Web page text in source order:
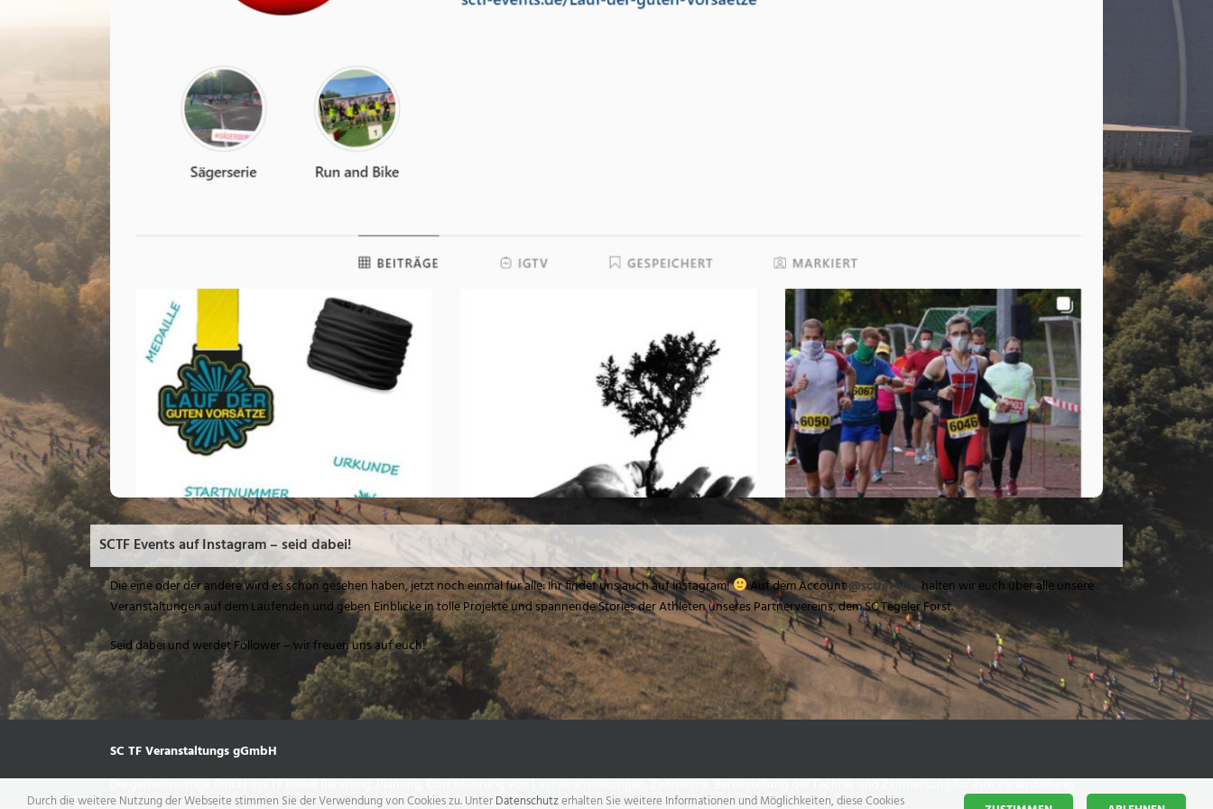
SCTF Events auf Instagram – seid dabei!
Die eine oder der andere wird es schon gesehen haben, jetzt noch einmal für alle: Ihr findet uns auch auf Instagram! Auf dem Account@sctfeventshalten wir euch über alle unsere
Veranstaltungen auf dem Laufenden und geben Einblicke in tolle Projekte und spannende Stories der Athleten unseres Partnervereins, dem SC Tegeler Forst.
Seid dabei und werdet Follower – wir freuen uns auf euch!
SC TF Veranstaltungs gGmbH
Die gemeinnützige GmbH des TF bietet Beratung, Planung, Durchführung von Laufveranstaltungen, Zeitnahme, Bereitstellung der Technik und Zeitmessung für Ihre Veranstaltung.
Durch die weitere Nutzung der Webseite stimmen Sie der Verwendung von Cookies zu. UnterDatenschutzerhalten Sie weitere Informationen und Möglichkeiten, diese Cookies